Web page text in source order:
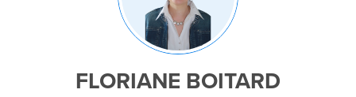
FLORIANE BOITARD